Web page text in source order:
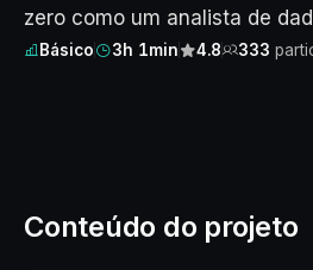
zero como um analista de
Básico 3h 1min 4.8 333
Conteúdo do projeto